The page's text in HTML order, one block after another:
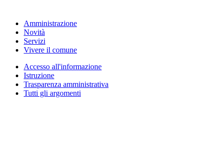
Amministrazione
Novità
Servizi
Vivere il comune
Accesso all'informazione
Istruzione
Trasparenza amministrativa
Tutti gli argomenti